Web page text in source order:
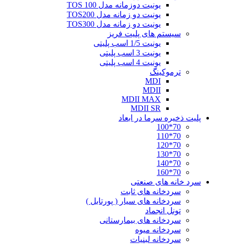
یونیت دوزمانه مدل TOS 100
یونیت دو زمانه مدل TOS200
یونیت دو زمانه مدل TOS300
سیستم های پلیت فریز
یونیت 1/5 اسب پلیتی
یونیت 3 اسب پلیتی
یونیت 4 اسب پلیتی
ترموکینگ
MDI
MDII
MDII MAX
MDII SR
پلیت ذخیره سرما در ابعاد
70*100
70*110
70*120
70*130
70*140
70*160
سرد خانه های صنعتی
سردخانه های ثابت
سردخانه های سیار ( پورتابل )
تونل انجماد
سردخانه های بیمارستانی
سردخانه میوه
سردخانه لبنیات